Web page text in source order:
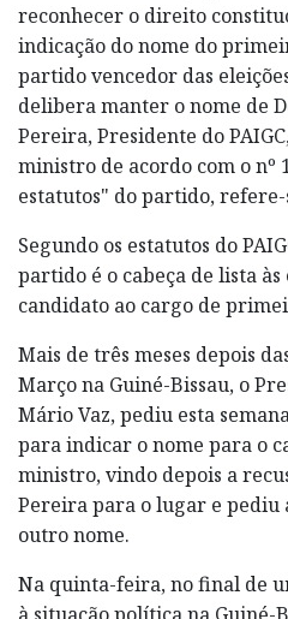
reconhecer o direito
indicação do nome do
partido vencedor das
delibera manter o nome de
Pereira, Presidente do
ministro de acordo com o nº
estatutos" do partido,
Segundo os estatutos do
partido é o cabeça de lista
candidato ao cargo de
Mais de três meses depois
Março na Guiné-Bissau, o
Mário Vaz, pediu esta
para indicar o nome para o
ministro, vindo depois a
Pereira para o lugar e pediu
outro nome.
Na quinta-feira, no final de